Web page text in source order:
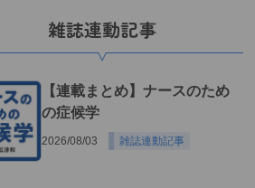
雑誌連動記事
【連載まとめ】ナースのため
の症候学
2026/08/03 雑誌連動記事